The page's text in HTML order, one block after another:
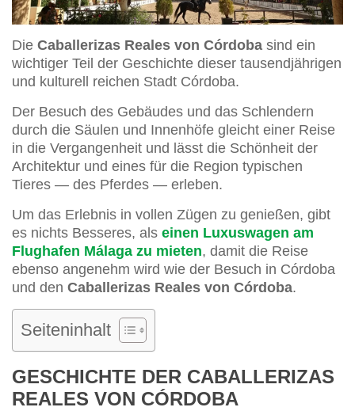
Die Caballerizas Reales von Córdoba sind ein
wichtiger Teil der Geschichte dieser tausendjährigen
und kulturell reichen Stadt Córdoba.
Der Besuch des Gebäudes und das Schlendern
durch die Säulen und Innenhöfe gleicht einer Reise
in die Vergangenheit und lässt die Schönheit der
Architektur und eines für die Region typischen
Tieres — des Pferdes — erleben.
Um das Erlebnis in vollen Zügen zu genießen, gibt
es nichts Besseres, als einen Luxuswagen am
Flughafen Málaga zu mieten, damit die Reise
ebenso angenehm wird wie der Besuch in Córdoba
und den Caballerizas Reales von Córdoba.
Seiteninhalt
GESCHICHTE DER CABALLERIZAS
REALES VON CÓRDOBA